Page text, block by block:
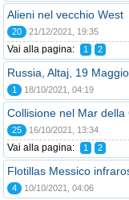
Alieni nel vecchio West
20 21/12/2021, 19:35
Vai alla pagina: 1 2
Russia, Altaj, 19
1 18/10/2021, 04:19
Collisione nel Mar della
25 16/10/2021, 13:34
Vai alla pagina: 1 2
Flotillas Messico
4 10/10/2021, 04:06